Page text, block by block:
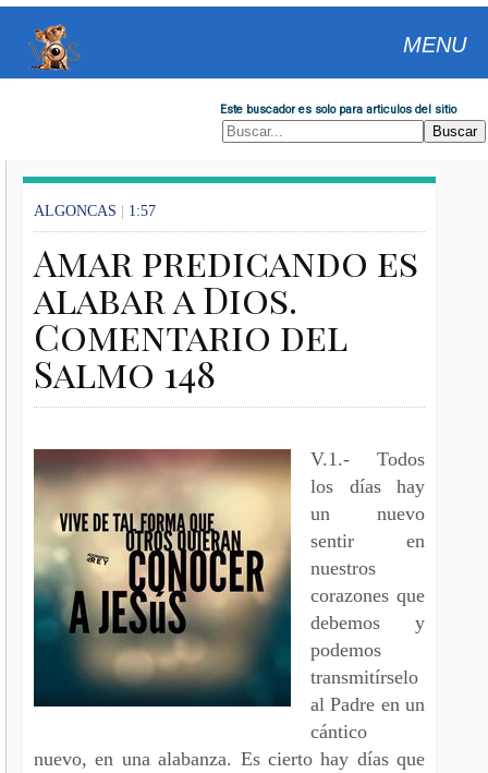
MENU
Este buscador es solo para articulos del sitio
ALGONCAS | 1:57
Amar predicando es
alabar a Dios.
Comentario del
Salmo 148
V.1.- Todos
los días hay
un nuevo
sentir en
nuestros
corazones que
debemos y
podemos
transmitírselo
al Padre en un
cántico
nuevo, en una alabanza. Es cierto hay días que